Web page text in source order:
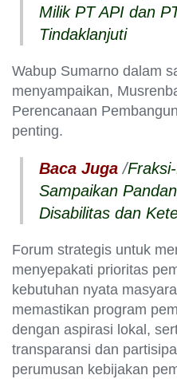
Milik PT API dan
Tindaklanjuti
Wabup Sumarno dalam
menyampaikan,
Perencanaan
penting.
Baca Juga /
Sampaikan
Disabilitas dan
Forum strategis untuk
menyepakati prioritas
kebutuhan nyata
memastikan program
dengan aspirasi lokal,
transparansi dan
perumusan kebijakan